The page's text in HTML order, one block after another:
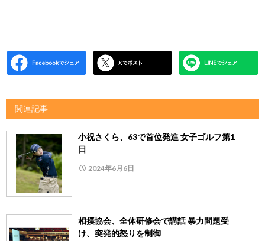
関連記事
小祝さくら、63で首位発進 女子ゴルフ第1
日
2024年6月6日
相撲協会、全体研修会で講話 暴力問題受
け、突発的怒りを制御